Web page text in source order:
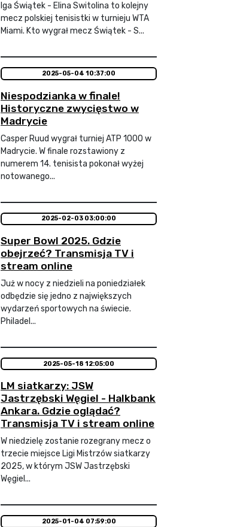
Iga Świątek - Elina Switolina to kolejny
mecz polskiej tenisistki w turnieju WTA
Miami. Kto wygrał mecz Świątek - S...
2025-05-04 10:37:00
Niespodzianka w finale!
Historyczne zwycięstwo w
Madrycie
Casper Ruud wygrał turniej ATP 1000 w
Madrycie. W finale rozstawiony z
numerem 14. tenisista pokonał wyżej
notowanego...
2025-02-03 03:00:00
Super Bowl 2025. Gdzie
obejrzeć? Transmisja TV i
stream online
Już w nocy z niedzieli na poniedziałek
odbędzie się jedno z największych
wydarzeń sportowych na świecie.
Philadel...
2025-05-18 12:05:00
LM siatkarzy: JSW
Jastrzębski Węgiel - Halkbank
Ankara. Gdzie oglądać?
Transmisja TV i stream online
W niedzielę zostanie rozegrany mecz o
trzecie miejsce Ligi Mistrzów siatkarzy
2025, w którym JSW Jastrzębski
Węgiel...
2025-01-04 07:59:00